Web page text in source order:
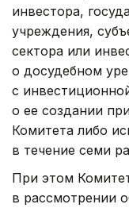
инвестора,
учреждения,
сектора или
о досудебном
с
о ее создании
Комитета либо
в течение семи
При этом
в рассмотрении